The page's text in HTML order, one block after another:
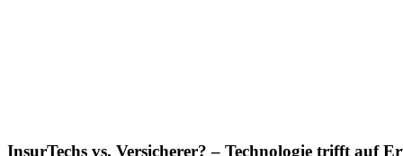
InsurTechs vs. Versicherer? – Technologie trifft auf